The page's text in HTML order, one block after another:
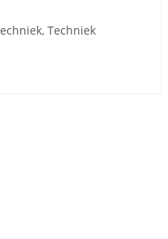
Techniek